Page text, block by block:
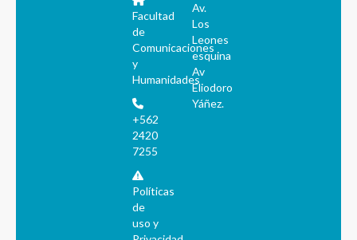
Facultad
de
Comunicaciones
y
Humanidades
+562
2420
7255
Políticas
de
uso y
Av.
Los
Leones
esquina
Av
Eliodoro
Yáñez.